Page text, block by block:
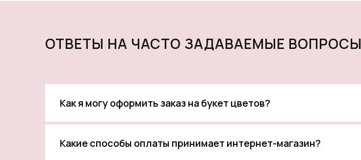
ОТВЕТЫ НА ЧАСТО ЗАДАВАЕМЫЕ ВОПРОСЫ
Как я могу оформить заказ на букет цветов?
Какие способы оплаты принимает интернет-магазин?